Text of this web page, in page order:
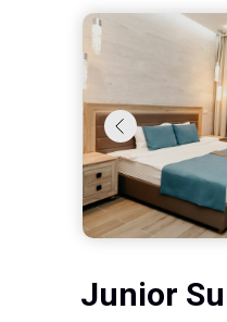
Junior